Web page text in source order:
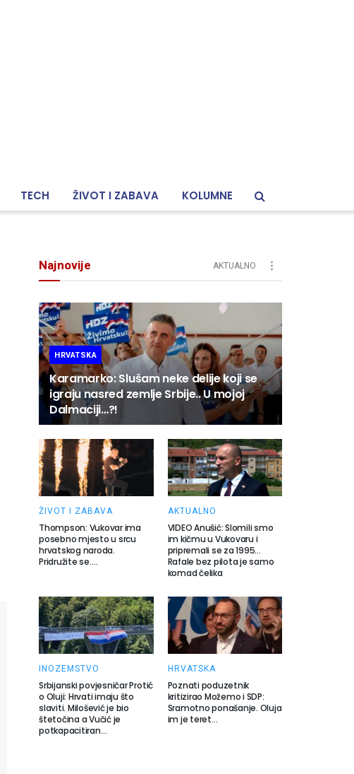
TECH ŽIVOT I ZABAVA KOLUMNE
Najnovije AKTUALNO
HRVATSKA
Karamarko: Slušam neke delije koji se
igraju nasred zemlje Srbije.. U mojoj
Dalmaciji…?!
ŽIVOT I ZABAVA
Thompson: Vukovar ima
posebno mjesto u srcu
hrvatskog naroda.
Pridružite se….
AKTUALNO
VIDEO Anušić: Slomili smo
im kičmu u Vukovaru i
pripremali se za 1995…
Rafale bez pilota je samo
komad čelika
INOZEMSTVO
Srbijanski povjesničar Protić
o Oluji: Hrvati imaju što
slaviti. Milošević je bio
štetočina a Vučić je
potkapacitiran…
HRVATSKA
Poznati poduzetnik
kritizirao Možemo i SDP:
Sramotno ponašanje. Oluja
im je teret…